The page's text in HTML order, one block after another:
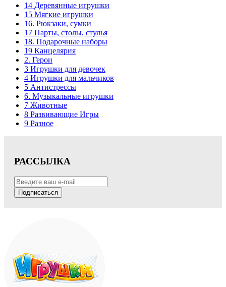
14 Деревянные игрушки
15 Мягкие игрушки
16. Рюкзаки, сумки
17 Парты, столы, стулья
18. Подарочные наборы
19 Канцелярия
2. Герои
3 Игрушки для девочек
4 Игрушки для мальчиков
5 Антистрессы
6. Музыкальные игрушки
7 Животные
8 Развивающие Игры
9 Разное
РАССЫЛКА
Подписаться